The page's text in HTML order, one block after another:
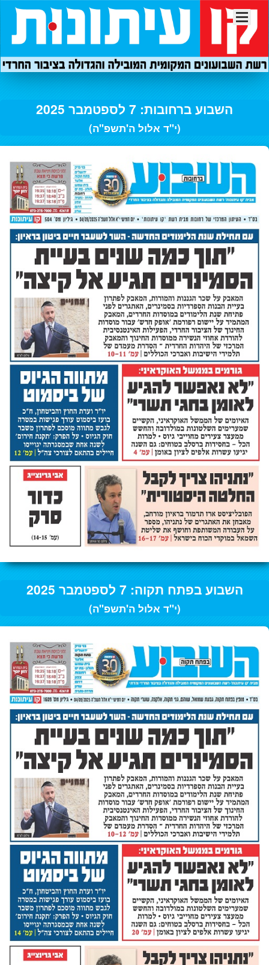
השבוע ברחובות: 7 לספטמבר 2025
(י"ד אלול ה'תשפ"ה)
השבוע בפתח תקוה: 7 לספטמבר 2025
(י"ד אלול ה'תשפ"ה)